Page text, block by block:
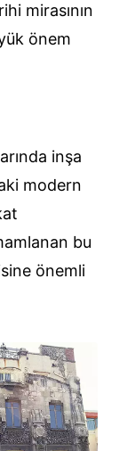
mirasının
önem
inşa
modern
bu
önemli